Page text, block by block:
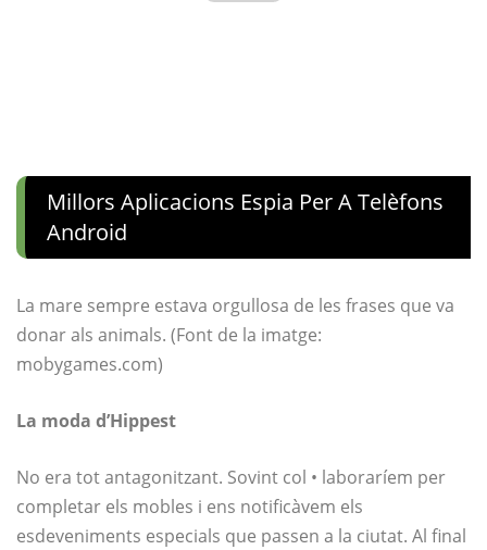
Millors Aplicacions Espia Per A Telèfons
Android
La mare sempre estava orgullosa de les frases que va
donar als animals. (Font de la imatge:
mobygames.com)
La moda d’Hippest
No era tot antagonitzant. Sovint col • laboraríem per
completar els mobles i ens notificàvem els
esdeveniments especials que passen a la ciutat. Al final